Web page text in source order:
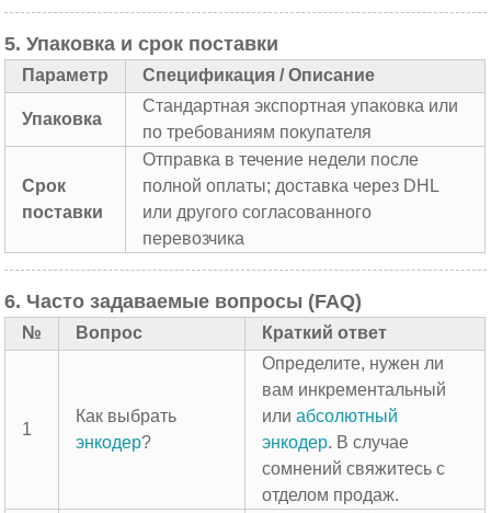
5. Упаковка и срок поставки
Параметр Спецификация / Описание
Упаковка
Стандартная экспортная упаковка или
по требованиям покупателя
Срок
поставки
Отправка в течение недели после
полной оплаты; доставка через DHL
или другого согласованного
перевозчика
6. Часто задаваемые вопросы (FAQ)
№ Вопрос Краткий ответ
1
Как выбрать
энкодер?
Определите, нужен ли
вам инкрементальный
илиабсолютный
энкодер. В случае
сомнений свяжитесь с
отделом продаж.